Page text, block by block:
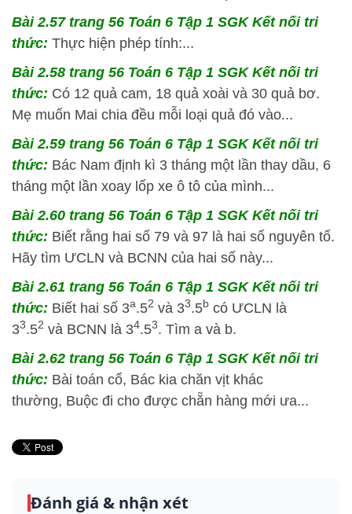
Bài 2.57 trang 56 Toán 6 Tập 1 SGK Kết nối tri
thức: Thực hiện phép tính:...
Bài 2.58 trang 56 Toán 6 Tập 1 SGK Kết nối tri
thức: Có 12 quả cam, 18 quả xoài và 30 quả bơ.
Mẹ muốn Mai chia đều mỗi loại quả đó vào...
Bài 2.59 trang 56 Toán 6 Tập 1 SGK Kết nối tri
thức: Bác Nam định kì 3 tháng một lần thay dầu, 6
tháng một lần xoay lốp xe ô tô của mình...
Bài 2.60 trang 56 Toán 6 Tập 1 SGK Kết nối tri
thức: Biết rằng hai số 79 và 97 là hai số nguyên tố.
Hãy tìm ƯCLN và BCNN của hai số này...
Bài 2.61 trang 56 Toán 6 Tập 1 SGK Kết nối tri
thức: Biết hai số 3a.52 và 33.5b có ƯCLN là
33.52 và BCNN là 34.53. Tìm a và b.
Bài 2.62 trang 56 Toán 6 Tập 1 SGK Kết nối tri
thức: Bài toán cổ, Bác kia chăn vịt khác
thường, Buộc đi cho được chẵn hàng mới ưa...
Đánh giá & nhận xét